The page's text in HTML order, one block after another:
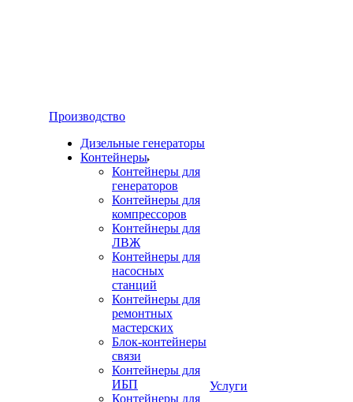
Производство
Дизельные генераторы
Контейнеры
Контейнеры для
генераторов
Контейнеры для
компрессоров
Контейнеры для
ЛВЖ
Контейнеры для
насосных
станций
Контейнеры для
ремонтных
мастерских
Блок-контейнеры
связи
Контейнеры для
ИБП
Контейнеры для
Услуги